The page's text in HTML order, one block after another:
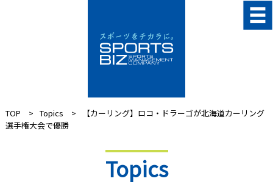
TOP Topics
【カーリング】ロコ・ドラーゴが北海道カーリング
選手権大会で優勝
Topics